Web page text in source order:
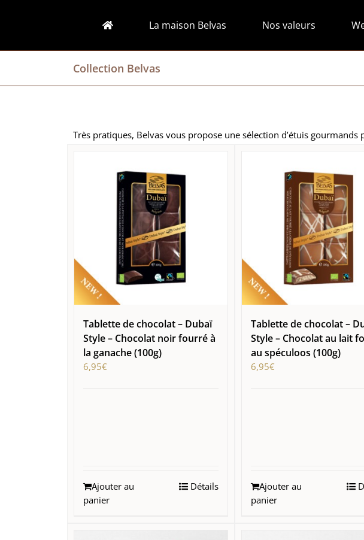
La maison Belvas Nos valeurs
Collection Belvas
Très pratiques, Belvas vous propose une sélection d’étuis
Tablette de chocolat – Dubaï
Style – Chocolat noir fourré à
la ganache (100g)
6,95€
Ajouter au
panier
Détails
Tablette de chocolat –
Style – Chocolat au lait
au spéculoos (100g)
6,95€
Ajouter au
panier